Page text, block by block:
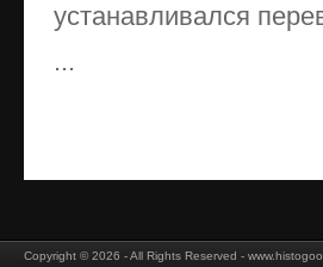
устанавливался
...
Copyright © 2026 - All Rights Reserved -